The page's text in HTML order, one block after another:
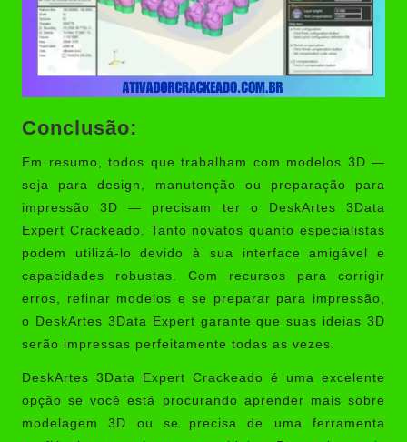
Conclusão:
Em resumo, todos que trabalham com modelos 3D —
seja para design, manutenção ou preparação para
impressão 3D — precisam ter o DeskArtes 3Data
Expert Crackeado. Tanto novatos quanto especialistas
podem utilizá-lo devido à sua interface amigável e
capacidades robustas. Com recursos para corrigir
erros, refinar modelos e se preparar para impressão,
o DeskArtes 3Data Expert garante que suas ideias 3D
serão impressas perfeitamente todas as vezes.
DeskArtes 3Data Expert Crackeado é uma excelente
opção se você está procurando aprender mais sobre
modelagem 3D ou se precisa de uma ferramenta